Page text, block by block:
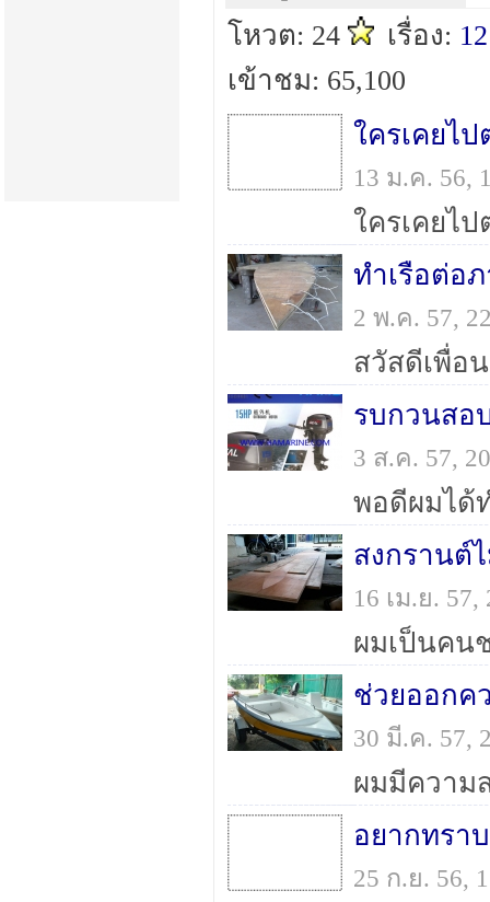
โหวต: 24 เรื่อง: 12
เข้าชม: 65,100
13 ม.ค. 56,
ทำเรือต่อ
2 พ.ค. 57,
รบกวนสอ
3 ส.ค. 57,
สงกรานต์
16 เม.ย.
ช่วยออกค
30 มี.ค. 57,
25 ก.ย. 56,